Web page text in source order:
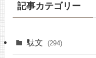
記事カテゴリー
駄文 (294)